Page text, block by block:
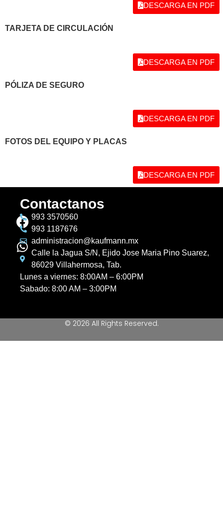
DESCARGA EN PDF
TARJETA DE CIRCULACIÓN
DESCARGA EN PDF
PÓLIZA DE SEGURO
DESCARGA EN PDF
FOTOS DEL EQUIPO Y PLACAS
DESCARGA EN PDF
Contactanos
993 3570560
993 1187676
administracion@kaufmann.mx
Calle la Jagua S/N, Ejido Jose Maria Pino Suarez,
86029 Villahermosa, Tab.
Lunes a viernes: 8:00AM – 6:00PM
Sabado: 8:00 AM – 3:00PM
© 2026 All Rights Reserved.